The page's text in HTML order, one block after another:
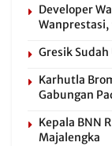
Developer
Wanprestasi,
Gresik Sudah
Karhutla
Gabungan
Kepala BNN
Majalengka